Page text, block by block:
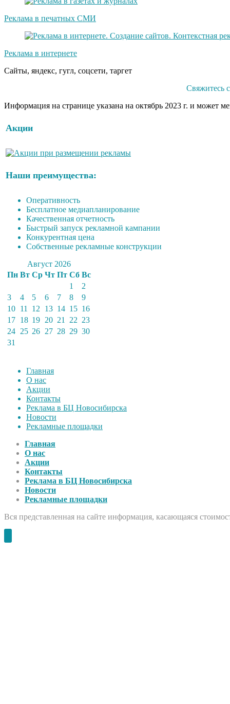
Реклама в печатных СМИ
Реклама в интернете
Сайты, яндекс, гугл, соцсети, таргет
Свяжитесь
Информация на странице указана на октябрь 2023 г. и может
Акции
Наши преимущества:
Оперативность
Бесплатное медиапланирование
Качественная отчетность
Быстрый запуск рекламной кампании
Конкурентная цена
Собственные рекламные конструкции
Август 2026
Пн Вт Ср Чт Пт Сб Вс
1
2
3
4 5 6 7 8
9
10 11 12 13 14 15 16
17 18 19 20 21 22 23
24 25 26 27 28 29 30
31
Главная
О нас
Акции
Контакты
Реклама в БЦ Новосибирска
Новости
Рекламные площадки
Главная
О нас
Акции
Контакты
Реклама в БЦ Новосибирска
Новости
Рекламные площадки
Вся представленная на сайте информация, касающаяся